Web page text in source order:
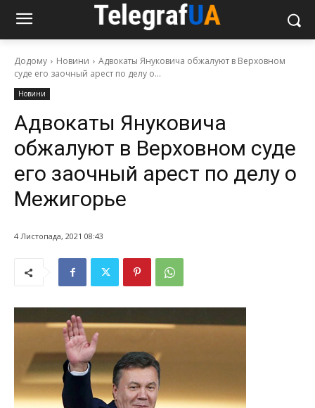
Додому Новини
Адвокаты Януковича обжалуют в Верховном
суде его заочный арест по делу о...
Новини
Адвокаты Януковича
обжалуют в Верховном суде
его заочный арест по делу о
Межигорье
4 Листопада, 2021 08:43